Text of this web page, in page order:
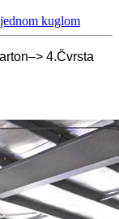
kuglom
4.Čvrsta